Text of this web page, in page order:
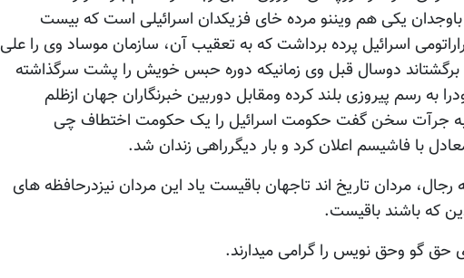
باوجدان یکی هم ویننو مرده خای فزیکدان اسرائیلی است که بیست
اسرائیل پرده برداشت که به تعقیب آن، سازمان موساد وی را علی
برگشتاند دوسال قبل وی زمانیکه دوره حبس خویش را پشت سرگذاشته
به رسم پیروزی بلند کرده ومقابل دوربین خبرنگاران جهان ازظلم
جرآت سخن گفت حکومت اسرائیل را یک حکومت اختطاف چی
با فاشیسم اعلان کرد و بار دیگرراهی زندان شد.
مردان تاریخ اند تاجهان باقیست یاد این مردان نیزدرحافظه های
که باشند باقیست.
حق گو وحق نویس را گرامی میدارند.